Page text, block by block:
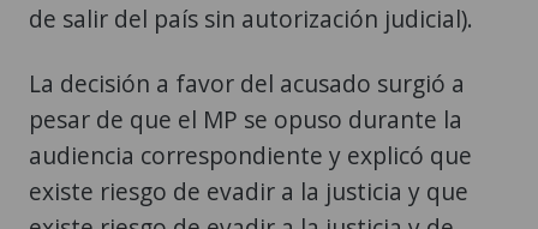
de salir del país sin autorización judicial).
La decisión a favor del acusado surgió a
pesar de que el MP se opuso durante la
audiencia correspondiente y explicó que
existe riesgo de evadir a la justicia y que